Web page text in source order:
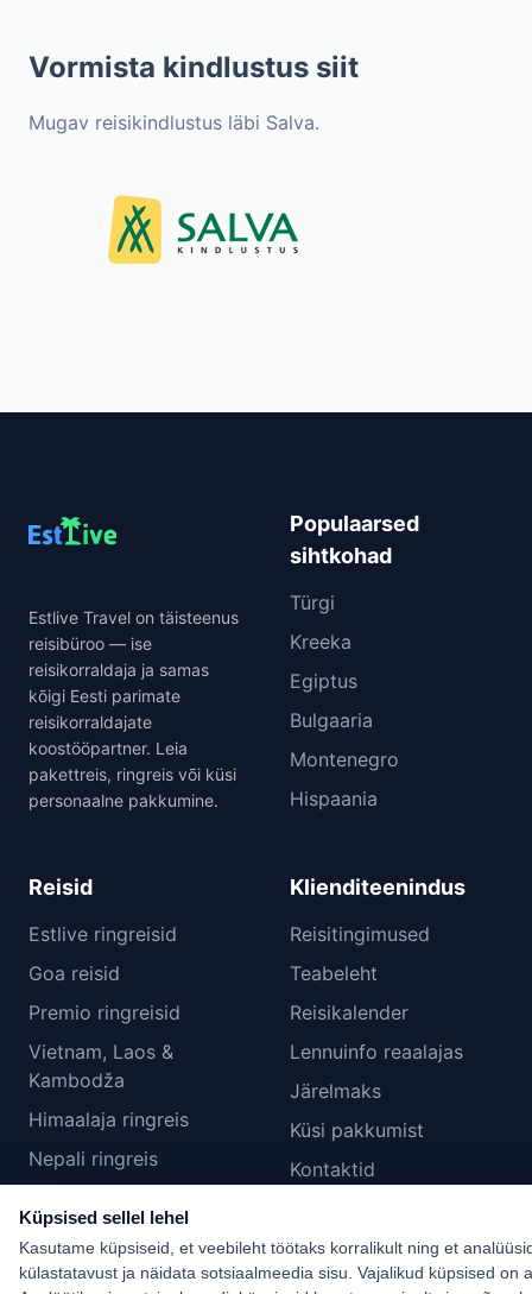
Vormista kindlustus siit
Mugav reisikindlustus läbi Salva.
Estlive Travel on täisteenus
reisibüroo — ise
reisikorraldaja ja samas
kõigi Eesti parimate
reisikorraldajate
koostööpartner. Leia
pakettreis, ringreis või küsi
personaalne pakkumine.
Populaarsed
sihtkohad
Türgi
Kreeka
Egiptus
Bulgaaria
Montenegro
Hispaania
Reisid
Estlive ringreisid
Goa reisid
Premio ringreisid
Vietnam, Laos &
Kambodža
Himaalaja ringreis
Nepali ringreis
Klienditeenindus
Reisitingimused
Teabeleht
Reisikalender
Lennuinfo reaalajas
Järelmaks
Küsi pakkumist
Kontaktid
Küpsised sellel lehel
Kasutame küpsiseid, et veebileht töötaks korralikult ning et
külastatavust ja näidata sotsiaalmeedia sisu. Vajalikud küpsised on